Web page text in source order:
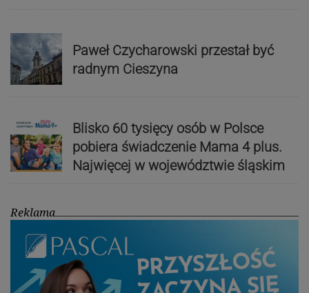
Paweł Czycharowski przestał być
radnym Cieszyna
Blisko 60 tysięcy osób w Polsce
pobiera świadczenie Mama 4 plus.
Najwięcej w województwie śląskim
Reklama